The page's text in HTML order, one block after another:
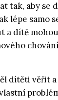
tak, aby se
lépe samo
a dítě
dítěti věřit